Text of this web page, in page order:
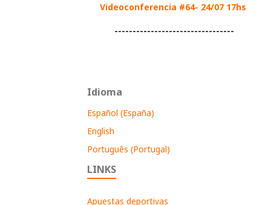
Videoconferencia #64- 24/07 17hs
---------------------------------
Idioma
Español (España)
English
Português (Portugal)
LINKS
Apuestas deportivas